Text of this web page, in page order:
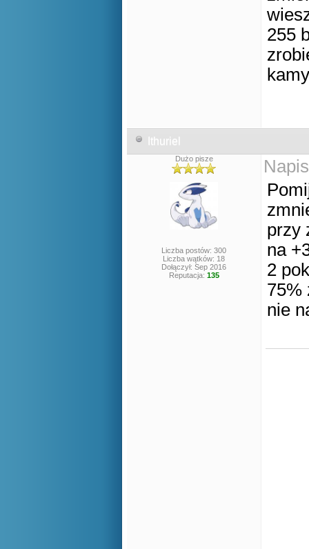
255
Ithuriel
Dużo pisze
Liczba postów: 300
Liczba wątków: 18
Dołączył: Sep 2016
Reputacja: 135
przy
na
2
75%
nie